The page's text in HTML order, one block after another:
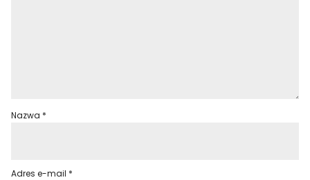
Nazwa *
Adres e-mail *